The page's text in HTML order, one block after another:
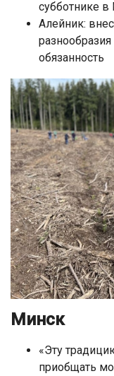
субботнике в
Алейник:
обязанность
Минск
«Эту
приобщать